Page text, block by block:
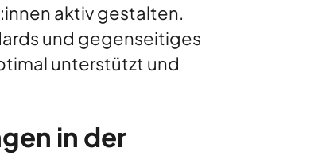
aktiv gestalten.
und gegenseitiges
unterstützt und
in der